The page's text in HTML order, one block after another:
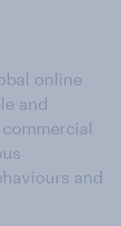
online
and
and